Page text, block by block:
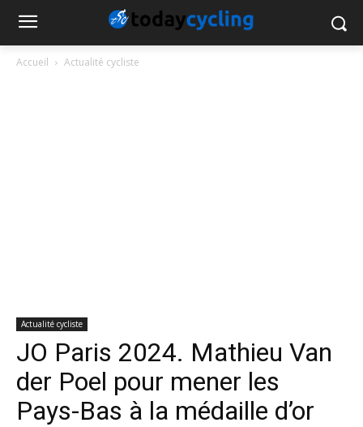
Accueil Actualité cycliste
Actualité cycliste
JO Paris 2024. Mathieu Van
der Poel pour mener les
Pays-Bas à la médaille d’or